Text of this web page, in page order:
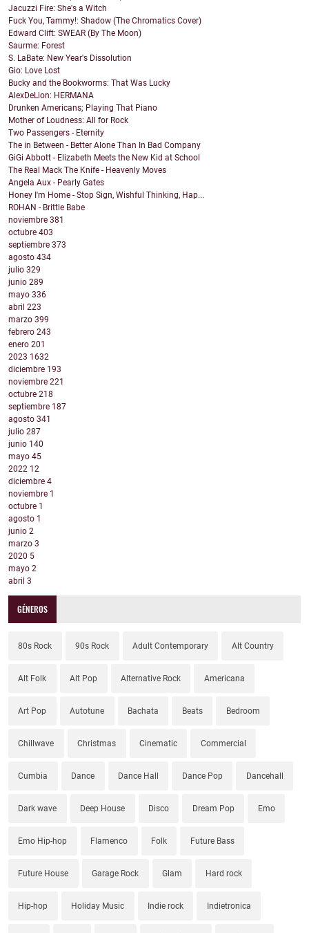
Jacuzzi Fire: She's a Witch
Fuck You, Tammy!: Shadow (The Chromatics Cover)
Edward Clift: SWEAR (By The Moon)
Saurme: Forest
S. LaBate: New Year's Dissolution
Gio: Love Lost
Bucky and the Bookworms: That Was Lucky
AlexDeLion: HERMANA
Drunken Americans; Playing That Piano
Mother of Loudness: All for Rock
Two Passengers - Eternity
The in Between - Better Alone Than In Bad Company
GiGi Abbott - Elizabeth Meets the New Kid at School
The Real Mack The Knife - Heavenly Moves
Angela Aux - Pearly Gates
Honey I'm Home - Stop Sign, Wishful Thinking, Hap...
ROHAN - Brittle Babe
noviembre 381
octubre 403
septiembre 373
agosto 434
julio 329
junio 289
mayo 336
abril 223
marzo 399
febrero 243
enero 201
2023 1632
diciembre 193
noviembre 221
octubre 218
septiembre 187
agosto 341
julio 287
junio 140
mayo 45
2022 12
diciembre 4
noviembre 1
octubre 1
agosto 1
junio 2
marzo 3
2020 5
mayo 2
abril 3
GÉNEROS
80s Rock 90s Rock Adult Contemporary Alt Country
Alt Folk Alt Pop Alternative Rock Americana
Art Pop Autotune Bachata Beats Bedroom
Chillwave Christmas Cinematic Commercial
Cumbia Dance Dance Hall Dance Pop Dancehall
Dark wave Deep House Disco Dream Pop Emo
Emo Hip-hop Flamenco Folk Future Bass
Future House Garage Rock Glam Hard rock
Hip-hop Holiday Music Indie rock Indietronica